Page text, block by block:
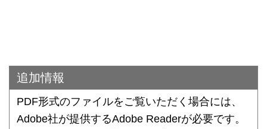
追加情報
PDF形式のファイルをご覧いただく場合には、
Adobe社が提供するAdobe Readerが必要です。